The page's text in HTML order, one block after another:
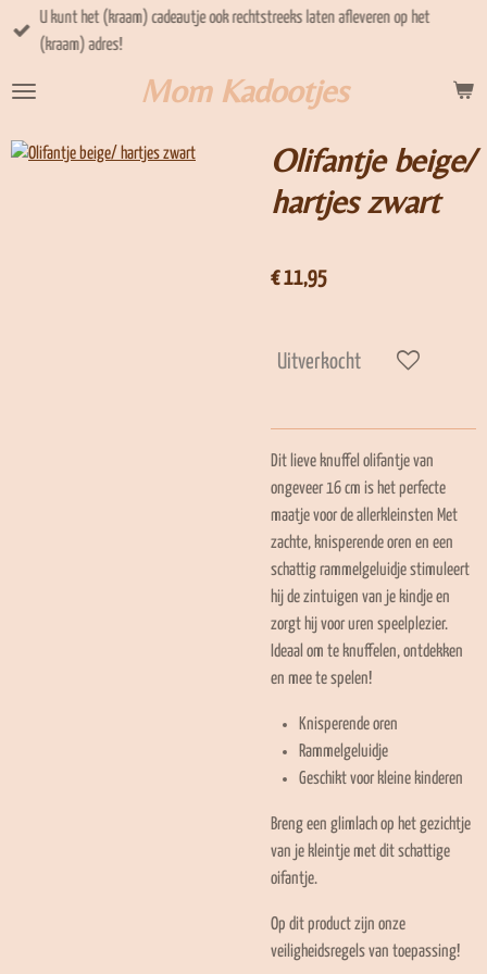
Ga
direct
de
Mom Kadootjes
U kunt het (kraam) cadeautje ook rechtstreeks laten afleveren op het
(kraam) adres!
Olifantje beige/
hartjes zwart
€ 11,95
Uitverkocht
Dit lieve knuffel olifantje van
ongeveer 16 cm is het perfecte
maatje voor de allerkleinsten Met
zachte, knisperende oren en een
schattig rammelgeluidje stimuleert
hij de zintuigen van je kindje en
zorgt hij voor uren speelplezier.
Ideaal om te knuffelen, ontdekken
en mee te spelen!
Knisperende oren
Rammelgeluidje
Geschikt voor kleine kinderen
Breng een glimlach op het gezichtje
van je kleintje met dit schattige
oifantje.
Op dit product zijn onze
veiligheidsregels van toepassing!